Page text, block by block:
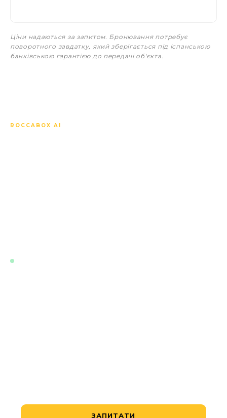
Ціни надаються за запитом. Бронювання потребує
поворотного завдатку, який зберігається під іспанською
банківською гарантією до передачі об'єкта.
ROCCABOX AI
ЗАПИТАТИ